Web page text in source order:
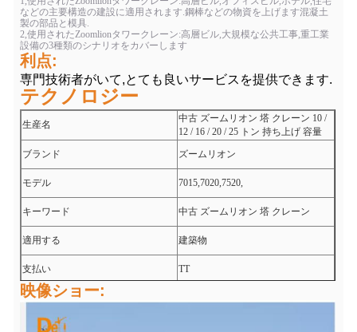
などの主要構造の建設に適用されます.鋼棒などの物資を上げます混凝土
製の部品と模具.
2,使用されたZoomlionタワークレーン:高層ビル,大規模な公共工事,重工業
設備の3種類のシナリオをカバーします
利点:
専門技術者がいて,とても良いサービスを提供できます.
テクノロジー
生産名
中古 ズームリオン 塔 クレーン 10 /
12 / 16 / 20 / 25 トン 持ち上げ 容量
ブランド
ズームリオン
モデル 7015,7020,7520,
キーワード 中古 ズームリオン 塔 クレーン
適用する 建築物
支払い TT
映像ショー: